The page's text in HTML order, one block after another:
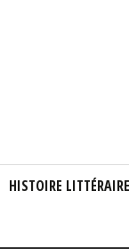
HISTOIRE LITTÉRAIRE